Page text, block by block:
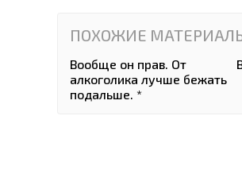
ПОХОЖИЕ
Вообще он прав. От
алкоголика лучше бежать
подальше. *